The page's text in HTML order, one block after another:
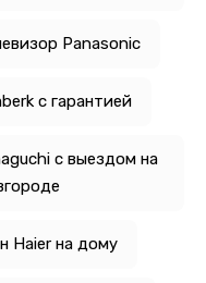
Panasonic
с гарантией
с выездом на
Haier на дому